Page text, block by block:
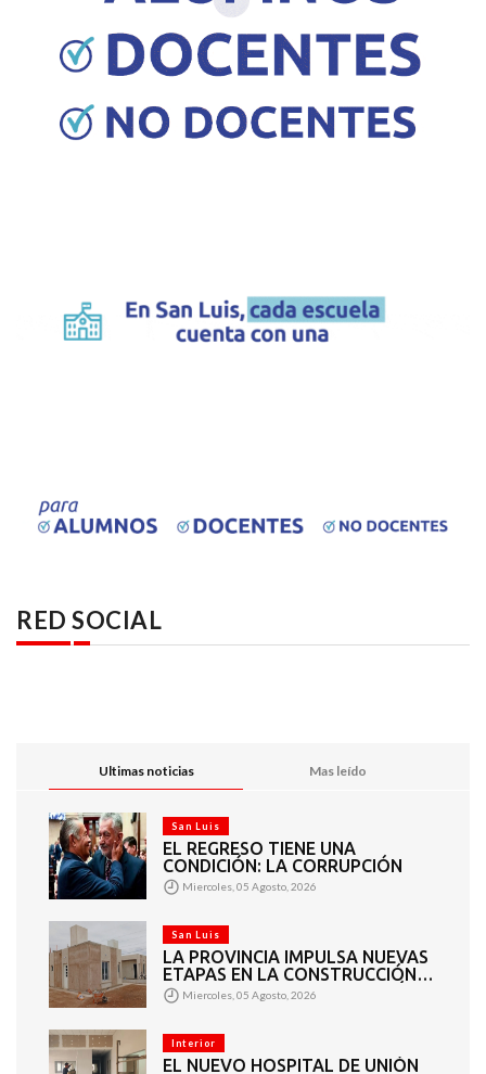
RED SOCIAL
Ultimas noticias Mas leído
San Luis
EL REGRESO TIENE UNA
CONDICIÓN: LA CORRUPCIÓN
Miercoles, 05 Agosto, 2026
San Luis
LA PROVINCIA IMPULSA NUEVAS
ETAPAS EN LA CONSTRUCCIÓN
DE VIVIENDAS EN PUEYRREDÓN
Miercoles, 05 Agosto, 2026
Interior
EL NUEVO HOSPITAL DE UNIÓN